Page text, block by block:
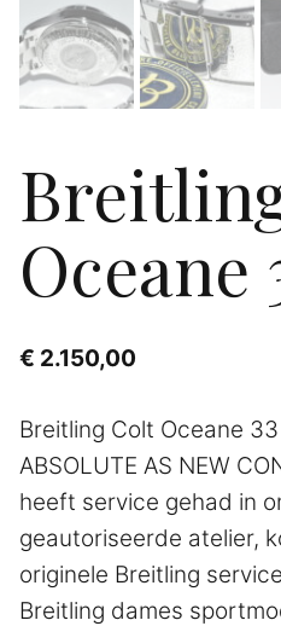
Oceane
€ 2.150,00
Breitling Colt Oceane
ABSOLUTE AS NEW
heeft service gehad in
geautoriseerde atelier,
originele Breitling
Breitling dames